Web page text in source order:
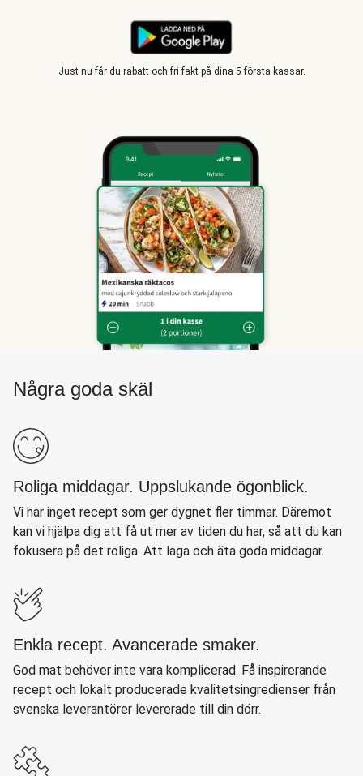
Just nu får du rabatt och fri fakt på dina 5 första kassar.
Några goda skäl
Roliga middagar. Uppslukande ögonblick.
Vi har inget recept som ger dygnet fler timmar. Däremot
kan vi hjälpa dig att få ut mer av tiden du har, så att du kan
fokusera på det roliga. Att laga och äta goda middagar.
Enkla recept. Avancerade smaker.
God mat behöver inte vara komplicerad. Få inspirerande
recept och lokalt producerade kvalitetsingredienser från
svenska leverantörer levererade till din dörr.